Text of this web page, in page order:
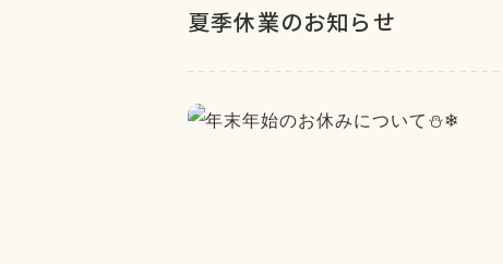
夏季休業のお知らせ